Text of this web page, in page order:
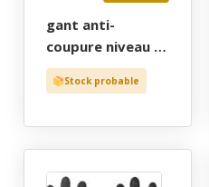
gant anti-
coupure niveau 5,
hdpe jauge 13
enduction nitrile
gants de
protection par
Stock probable